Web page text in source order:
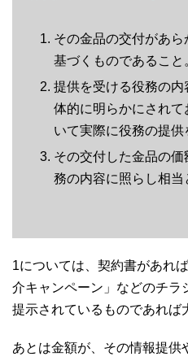
その金品の交付があ
基づくものであること
提供を受ける役務の
体的に明らかにされ
いて実際に役務の提供
その交付した金品の
務の内容に照らし相当
1については、契約書があれ
介キャンペーン」などのチラ
提示されているものであれば
あとは金額が、その情報提供